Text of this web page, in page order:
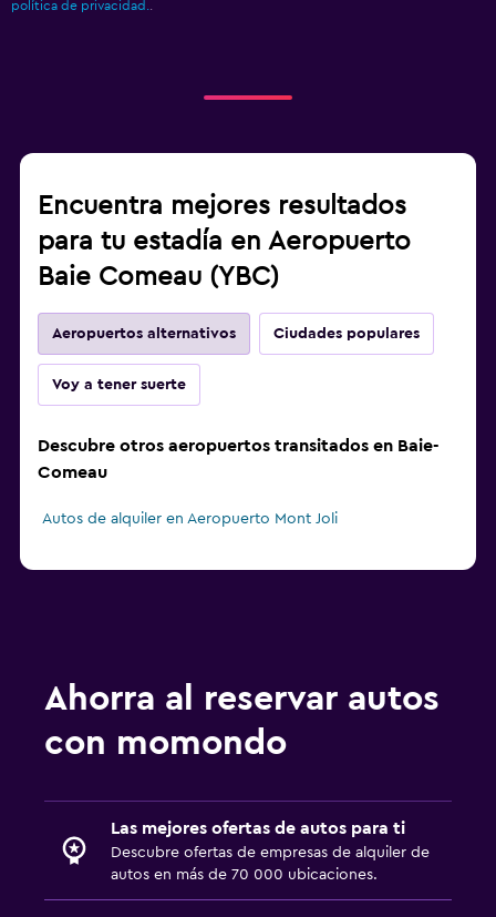
política de privacidad..
Encuentra mejores resultados
para tu estadía en Aeropuerto
Baie Comeau (YBC)
Aeropuertos alternativos Ciudades populares
Voy a tener suerte
Descubre otros aeropuertos transitados en Baie-
Comeau
Autos de alquiler en Aeropuerto Mont Joli
Ahorra al reservar autos
con momondo
Las mejores ofertas de autos para ti
Descubre ofertas de empresas de alquiler de
autos en más de 70 000 ubicaciones.